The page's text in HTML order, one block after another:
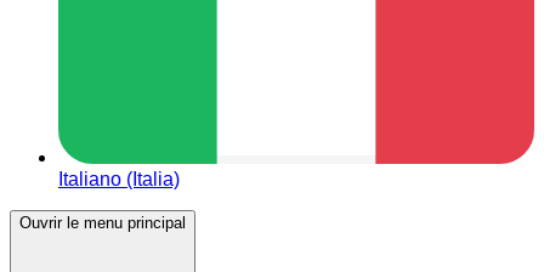
Italiano (Italia)
Ouvrir le menu principal